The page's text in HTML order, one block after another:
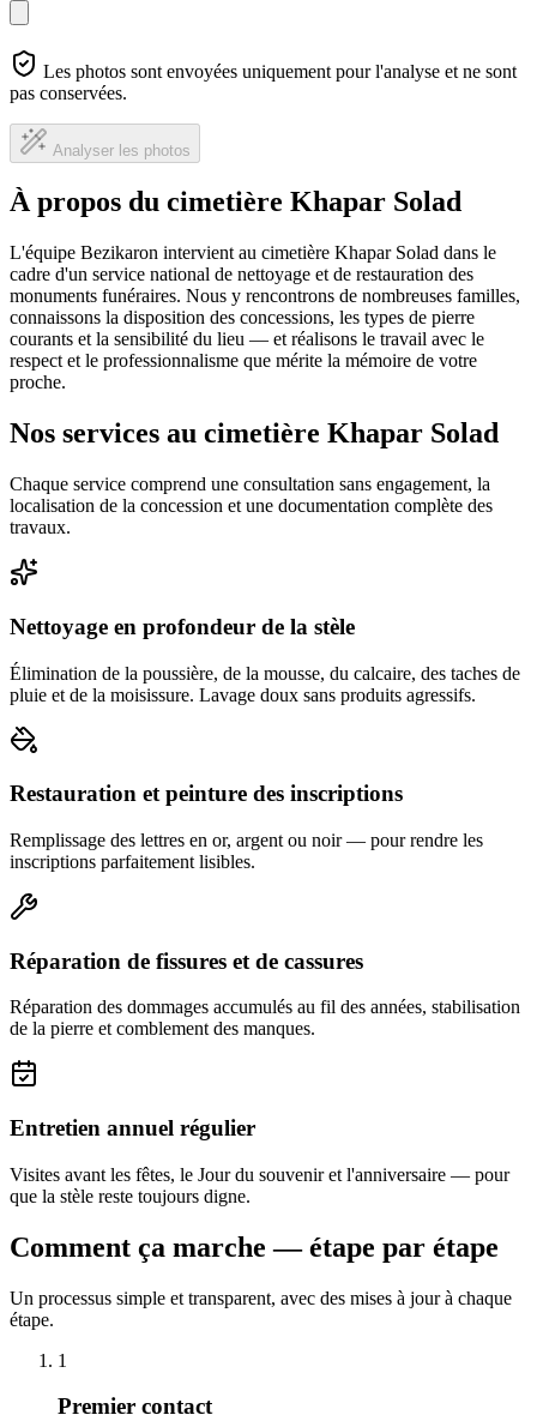
Les photos sont envoyées uniquement pour l'analyse et ne sont
pas conservées.
Analyser les photos
À propos du cimetière Khapar Solad
L'équipe Bezikaron intervient au cimetière Khapar Solad dans le
cadre d'un service national de nettoyage et de restauration des
monuments funéraires. Nous y rencontrons de nombreuses familles,
connaissons la disposition des concessions, les types de pierre
courants et la sensibilité du lieu — et réalisons le travail avec le
respect et le professionnalisme que mérite la mémoire de votre
proche.
Nos services au cimetière Khapar Solad
Chaque service comprend une consultation sans engagement, la
localisation de la concession et une documentation complète des
travaux.
Nettoyage en profondeur de la stèle
Élimination de la poussière, de la mousse, du calcaire, des taches de
pluie et de la moisissure. Lavage doux sans produits agressifs.
Restauration et peinture des inscriptions
Remplissage des lettres en or, argent ou noir — pour rendre les
inscriptions parfaitement lisibles.
Réparation de fissures et de cassures
Réparation des dommages accumulés au fil des années, stabilisation
de la pierre et comblement des manques.
Entretien annuel régulier
Visites avant les fêtes, le Jour du souvenir et l'anniversaire — pour
que la stèle reste toujours digne.
Comment ça marche — étape par étape
Un processus simple et transparent, avec des mises à jour à chaque
étape.
1
Premier contact